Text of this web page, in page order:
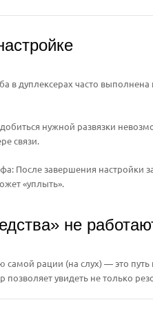
в дуплексерах часто
добиться нужной развязки
связи.
После завершения настройки
«уплыть».
не
рации (на слух) — это путь
увидеть не только